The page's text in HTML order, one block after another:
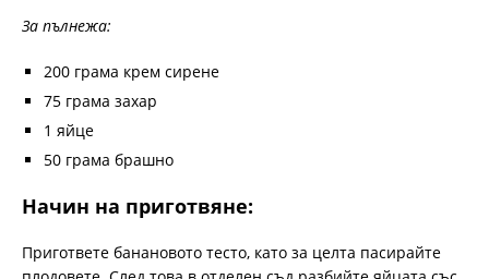
За пълнежа:
200 грама крем сирене
75 грама захар
1 яйце
50 грама брашно
Начин на приготвяне:
Пригответе банановото тесто, като за целта пасирайте